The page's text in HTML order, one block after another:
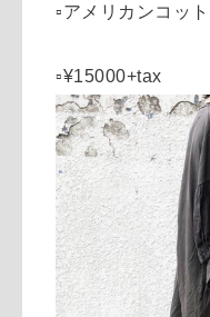
▫️アメリカンコッ
▫️¥15000+tax